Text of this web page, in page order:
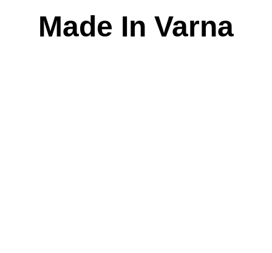
Made In Varna